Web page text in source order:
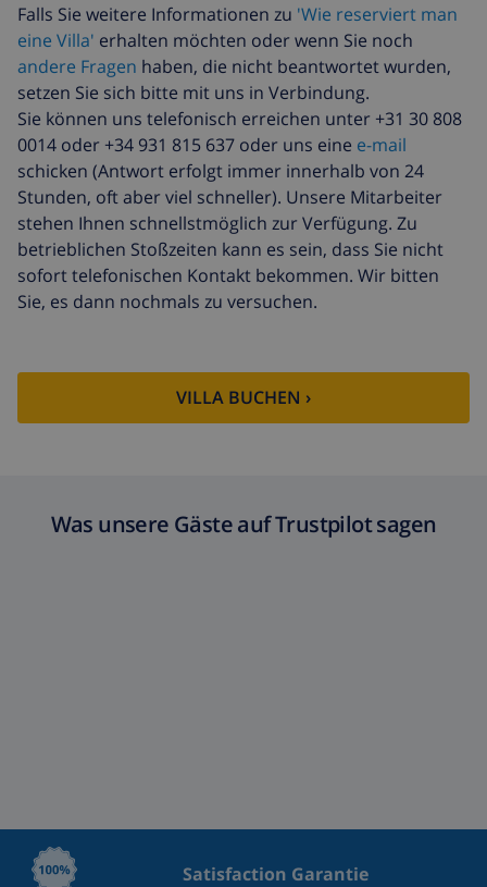
bettwäsche
Zusätzliche
handtücher
8,80 $ pro Person
Späte abreise
113,75 $
Zusätzliche
reinigung
basiert auf den
Energieverbrauch
(52,77 $/HOUR)
Reiserücktrittsfonds:
4.80% der Gesamtsumme
Falls Sie weitere Informationen zu 'Wie reserviert man
eine Villa' erhalten möchten oder wenn Sie noch
andere Fragen haben, die nicht beantwortet wurden,
setzen Sie sich bitte mit uns in Verbindung.
Sie können uns telefonisch erreichen unter +31 30 808
0014 oder +34 931 815 637 oder uns eine e-mail
schicken (Antwort erfolgt immer innerhalb von 24
Stunden, oft aber viel schneller). Unsere Mitarbeiter
stehen Ihnen schnellstmöglich zur Verfügung. Zu
betrieblichen Stoßzeiten kann es sein, dass Sie nicht
sofort telefonischen Kontakt bekommen. Wir bitten
Sie, es dann nochmals zu versuchen.
VILLA BUCHEN ›
Was unsere Gäste auf Trustpilot sagen
Satisfaction Garantie